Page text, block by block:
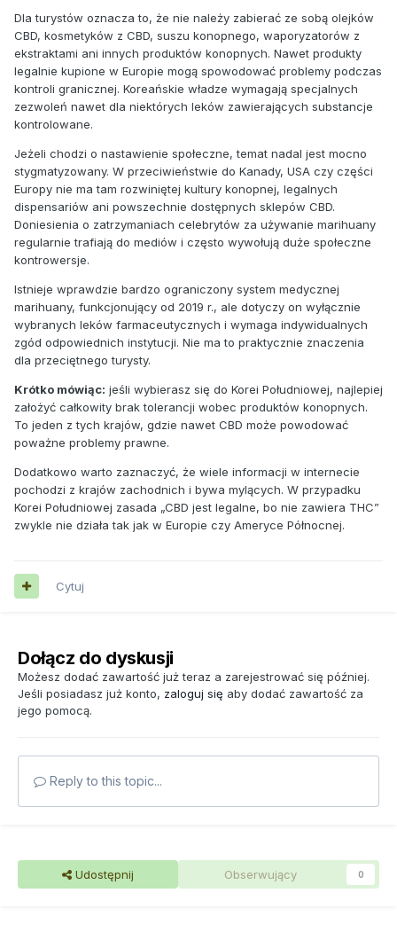
Dla turystów oznacza to, że nie należy zabierać ze sobą olejków
CBD, kosmetyków z CBD, suszu konopnego, waporyzatorów z
ekstraktami ani innych produktów konopnych. Nawet produkty
legalnie kupione w Europie mogą spowodować problemy podczas
kontroli granicznej. Koreańskie władze wymagają specjalnych
zezwoleń nawet dla niektórych leków zawierających substancje
kontrolowane.
Jeżeli chodzi o nastawienie społeczne, temat nadal jest mocno
stygmatyzowany. W przeciwieństwie do Kanady, USA czy części
Europy nie ma tam rozwiniętej kultury konopnej, legalnych
dispensariów ani powszechnie dostępnych sklepów CBD.
Doniesienia o zatrzymaniach celebrytów za używanie marihuany
regularnie trafiają do mediów i często wywołują duże społeczne
kontrowersje.
Istnieje wprawdzie bardzo ograniczony system medycznej
marihuany, funkcjonujący od 2019 r., ale dotyczy on wyłącznie
wybranych leków farmaceutycznych i wymaga indywidualnych
zgód odpowiednich instytucji. Nie ma to praktycznie znaczenia
dla przeciętnego turysty.
Krótko mówiąc: jeśli wybierasz się do Korei Południowej, najlepiej
założyć całkowity brak tolerancji wobec produktów konopnych.
To jeden z tych krajów, gdzie nawet CBD może powodować
poważne problemy prawne.
Dodatkowo warto zaznaczyć, że wiele informacji w internecie
pochodzi z krajów zachodnich i bywa mylących. W przypadku
Korei Południowej zasada „CBD jest legalne, bo nie zawiera THC”
zwykle nie działa tak jak w Europie czy Ameryce Północnej.
Cytuj
Dołącz do dyskusji
Możesz dodać zawartość już teraz a zarejestrować się później.
Jeśli posiadasz już konto, zaloguj się aby dodać zawartość za
jego pomocą.
Reply to this topic...
Udostępnij Obserwujący 0